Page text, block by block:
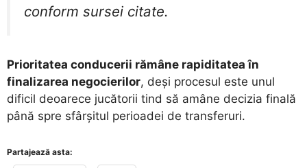
conform sursei citate.
Prioritatea conducerii rămâne rapiditatea în
finalizarea negocierilor, deși procesul este unul
dificil deoarece jucătorii tind să amâne decizia finală
până spre sfârșitul perioadei de transferuri.
Partajează asta: